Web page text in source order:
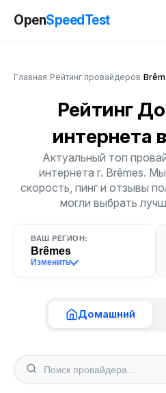
OpenSpeedTest
Главная Рейтинг провайдеров
Рейтинг
интернета
Актуальный топ
интернета г. Brêmes.
скорость, пинг и отзывы
могли выбрать
ВАШ РЕГИОН:
Brêmes
Изменить
Домашний